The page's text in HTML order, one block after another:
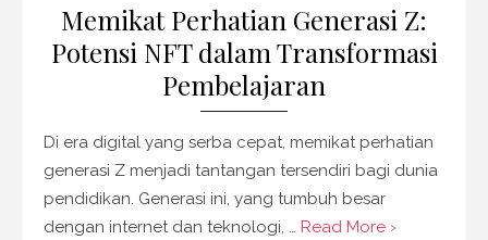
Memikat Perhatian Generasi Z:
Potensi NFT dalam Transformasi
Pembelajaran
Di era digital yang serba cepat, memikat perhatian
generasi Z menjadi tantangan tersendiri bagi dunia
pendidikan. Generasi ini, yang tumbuh besar
dengan internet dan teknologi, … Read More ›